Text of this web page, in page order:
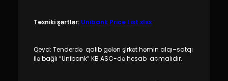
Tariflər
İnsan Resursları
Texniki şərtlər: Unibank Price List.xlsx
Qeyd: Tenderdə qalib gələn şirkət həmin alqı–satqı
ilə bağlı “Unibank” KB ASC-də hesab açmalıdır.